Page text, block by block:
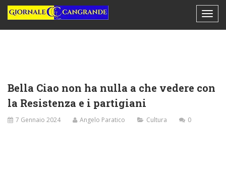
Bella Ciao non ha nulla a che vedere con
la Resistenza e i partigiani
7 Gennaio 2024 Angelo Paratico Cultura 0